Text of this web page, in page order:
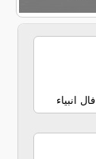
فال انبیاء